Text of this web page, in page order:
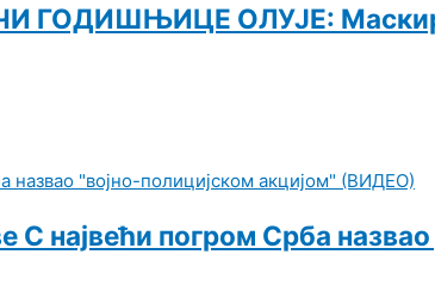
ОЛУЈЕ:
највећи погром Срба назвао